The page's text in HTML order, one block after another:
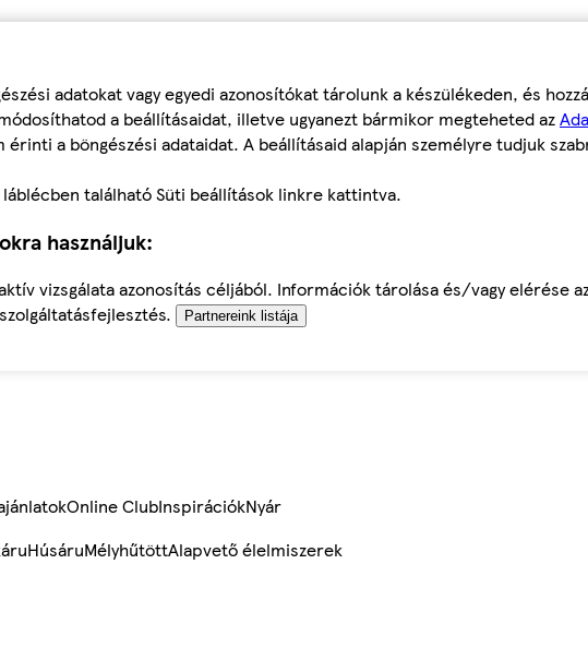
adatokat vagy egyedi azonosítókat tárolunk a készülékeden, és
a beállításaidat, illetve ugyanezt bármikor megteheted az
a böngészési adataidat. A beállításaid alapján személyre tudjuk
található Süti beállítások linkre kattintva.
használjuk:
vizsgálata azonosítás céljából. Információk tárolása és/vagy elérése
Partnereink listája
Online ClubInspirációkNyár
HúsáruMélyhűtöttAlapvető élelmiszerek